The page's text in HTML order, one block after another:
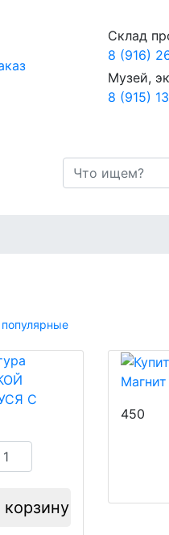
Склад
8 (916)
Музей,
8 (915)
С
корзину
450